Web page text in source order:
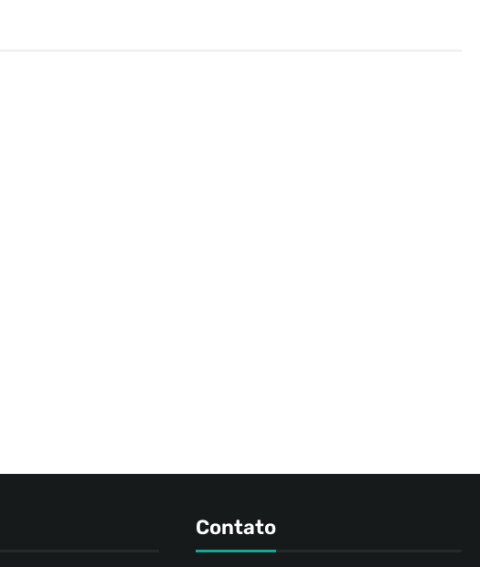
Contato